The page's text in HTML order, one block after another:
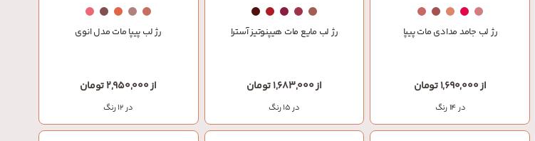
رژ لب جامد مدادی مات پیپا
از 1,690,000 تومان
در 14 رنگ
رژ لب مایع مات هیپنوتیز آسترا
از 1,683,000 تومان
در 15 رنگ
رژ لب پیپا مات مدل انوی
از 2,950,000 تومان
در 12 رنگ